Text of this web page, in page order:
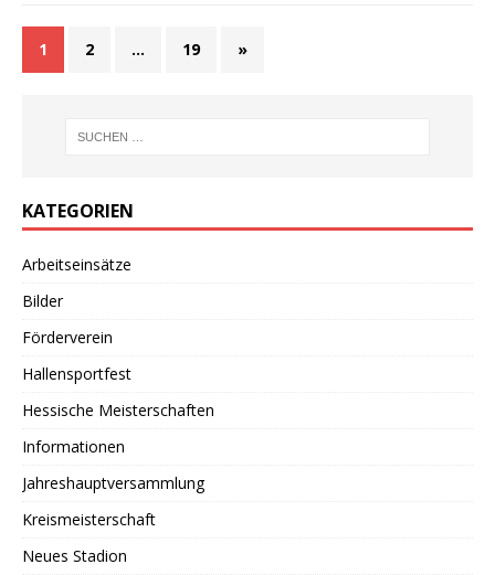
1 2 … 19 »
KATEGORIEN
Arbeitseinsätze
Bilder
Förderverein
Hallensportfest
Hessische Meisterschaften
Informationen
Jahreshauptversammlung
Kreismeisterschaft
Neues Stadion